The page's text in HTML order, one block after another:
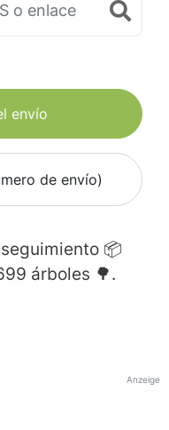
envío
de envío)
📦
árboles 🌳.
Anzeige